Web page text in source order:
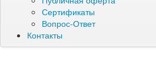
Сертификаты
Вопрос-Ответ
Контакты